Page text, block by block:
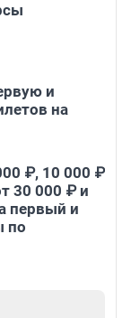
и
на
₽, 10 000 ₽
30 000 ₽ и
первый и
по